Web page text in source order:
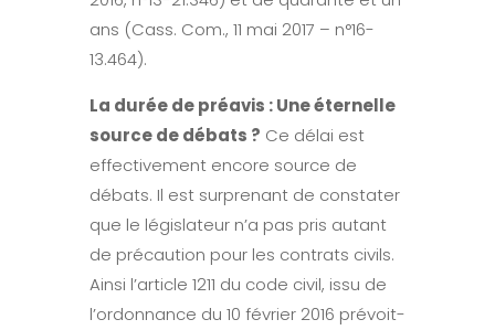
ans (Cass. Com., 11 mai 2017 – n°16-
13.464).
La durée de préavis : Une éternelle
source de débats ? Ce délai est
effectivement encore source de
débats. Il est surprenant de constater
que le législateur n’a pas pris autant
de précaution pour les contrats civils.
Ainsi l’article 1211 du code civil, issu de
l’ordonnance du 10 février 2016 prévoit-